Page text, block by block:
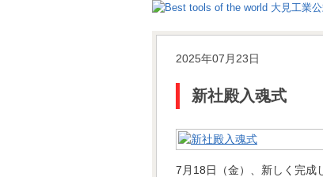
2025年07月23日
新社殿入魂式
7月18日（金）、新しく完成